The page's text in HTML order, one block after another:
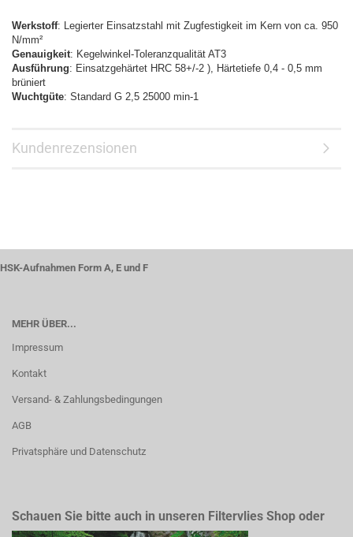
Werkstoff: Legierter Einsatzstahl mit Zugfestigkeit im Kern von ca. 950
N/mm²
Genauigkeit: Kegelwinkel-Toleranzqualität AT3
Ausführung: Einsatzgehärtet HRC 58+/-2 ), Härtetiefe 0,4 - 0,5 mm
brüniert
Wuchtgüte: Standard G 2,5 25000 min-1
Kundenrezensionen
HSK-Aufnahmen Form A, E und F
MEHR ÜBER...
Impressum
Kontakt
Versand- & Zahlungsbedingungen
AGB
Privatsphäre und Datenschutz
Schauen Sie bitte auch in unseren Filtervlies Shop oder